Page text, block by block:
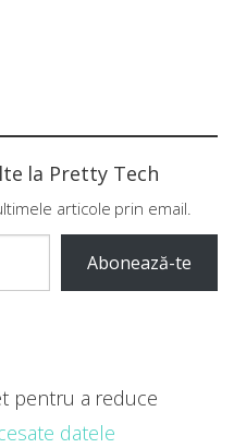
la Pretty Tech
articole prin email.
Abonează-te
pentru a reduce
datele